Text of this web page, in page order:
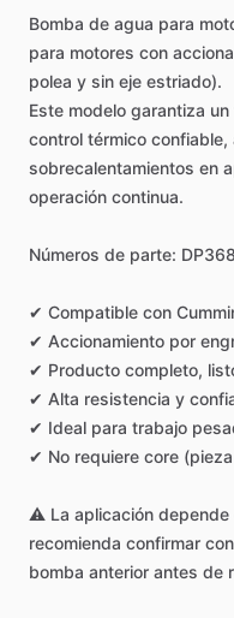
Bomba de agua para
para motores con
polea y sin eje estriado).
Este modelo garantiza un
control térmico confiable,
sobrecalentamientos en
operación continua.
Números de parte:
✔ Compatible con
✔ Accionamiento por
✔ Producto completo,
✔ Alta resistencia y
✔ Ideal para trabajo
✔ No requiere core (pieza
⚠️ La aplicación depende
recomienda confirmar con
bomba anterior antes de